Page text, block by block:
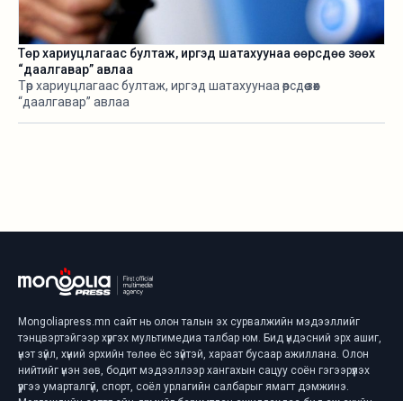
Төр хариуцлагаас бултаж, иргэд шатахуунаа өөрсдөө зөөх
“даалгавар” авлаа
Төр хариуцлагаас бултаж, иргэд шатахуунаа өөрсдөө зөөх
“даалгавар” авлаа
Mongoliapress.mn сайт нь олон талын эх сурвалжийн мэдээллийг
тэнцвэртэйгээр хүргэх мультимедиа талбар юм. Бид үндэсний эрх ашиг,
үнэт зүйл, хүний эрхийн төлөө ёс зүйтэй, хараат бусаар ажиллана. Олон
нийтийг үнэн зөв, бодит мэдээллээр хангахын сацуу соён гэгээрүүлэх
үүргээ умарталгүй, спорт, соёл урлагийн салбарыг ямагт дэмжинэ.